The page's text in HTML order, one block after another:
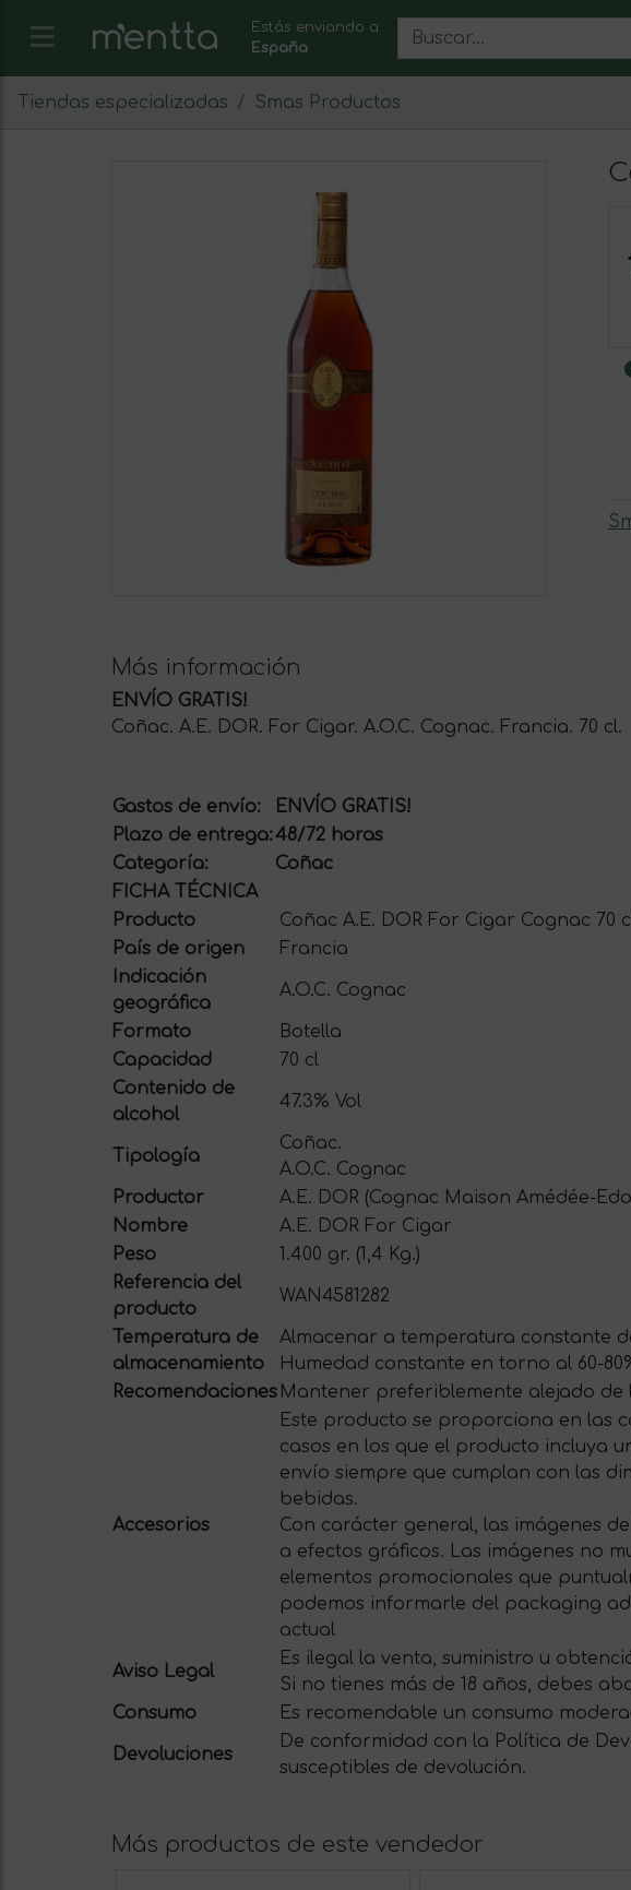
Estás enviando a:
España
Tiendas especializadas Smas Productos
Más información
ENVÍO GRATIS!
Coñac. A.E. DOR. For Cigar. A.O.C. Cognac. Francia. 70 cl.
Gastos de envío:
ENVÍO GRATIS!
Plazo de entrega:48/72 horas
Categoría:
Coñac
FICHA TÉCNICA
Producto
Coñac A.E. DOR For Cigar Cognac 70
País de origen
Francia
Indicación
geográfica
A.O.C. Cognac
Formato
Botella
Capacidad
70 cl
Contenido de
alcohol
47.3% Vol
Tipología
Coñac.
A.O.C. Cognac
Productor
A.E. DOR (Cognac Maison Amédée-
Nombre
A.E. DOR For Cigar
Peso
1.400 gr. (1,4 Kg.)
Referencia del
producto
WAN4581282
Temperatura de
almacenamiento
Almacenar a temperatura constante de
Humedad constante en torno al 60-
Recomendaciones Mantener preferiblemente alejado de
Accesorios
Este producto se proporciona en las
casos en los que el producto incluya
envío siempre que cumplan con las
bebidas.
Con carácter general, las imágenes
a efectos gráficos. Las imágenes no
elementos promocionales que
podemos informarle del packaging
actual
Aviso Legal
Es ilegal la venta, suministro u
Si no tienes más de 18 años, debes
Consumo
Es recomendable un consumo
Devoluciones
De conformidad con la Política de
susceptibles de devolución.
Más productos de este vendedor